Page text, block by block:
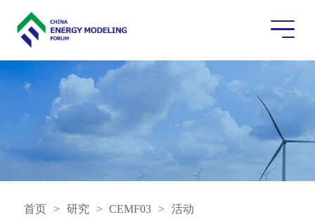
首页 > 研究 > CEMF03 > 活动